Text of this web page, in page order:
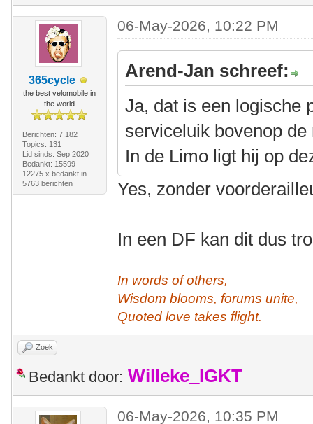
365cycle
the best velomobile in
the world
Berichten: 7.182
Topics: 131
Lid sinds: Sep 2020
Bedankt: 15599
12275 x bedankt in
5763 berichten
06-May-2026, 10:22 PM
Arend-Jan schreef:
Ja, dat is een logische
serviceluik bovenop
In de Limo ligt hij op
Yes, zonder
In een DF kan dit dus
In words of others,
Wisdom blooms, forums unite,
Quoted love takes flight.
Zoek
Bedankt door: Willeke_IGKT
06-May-2026, 10:35 PM